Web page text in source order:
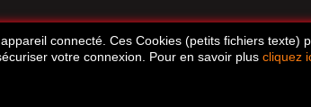
connecté. Ces Cookies (petits fichiers texte)
votre connexion. Pour en savoir plus cliquez